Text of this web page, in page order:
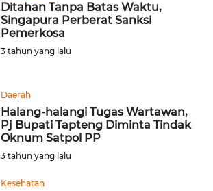
Ditahan Tanpa Batas Waktu,
Singapura Perberat Sanksi
Pemerkosa
3 tahun yang lalu
Daerah
Halang-halangi Tugas Wartawan,
Pj Bupati Tapteng Diminta Tindak
Oknum Satpol PP
3 tahun yang lalu
Kesehatan